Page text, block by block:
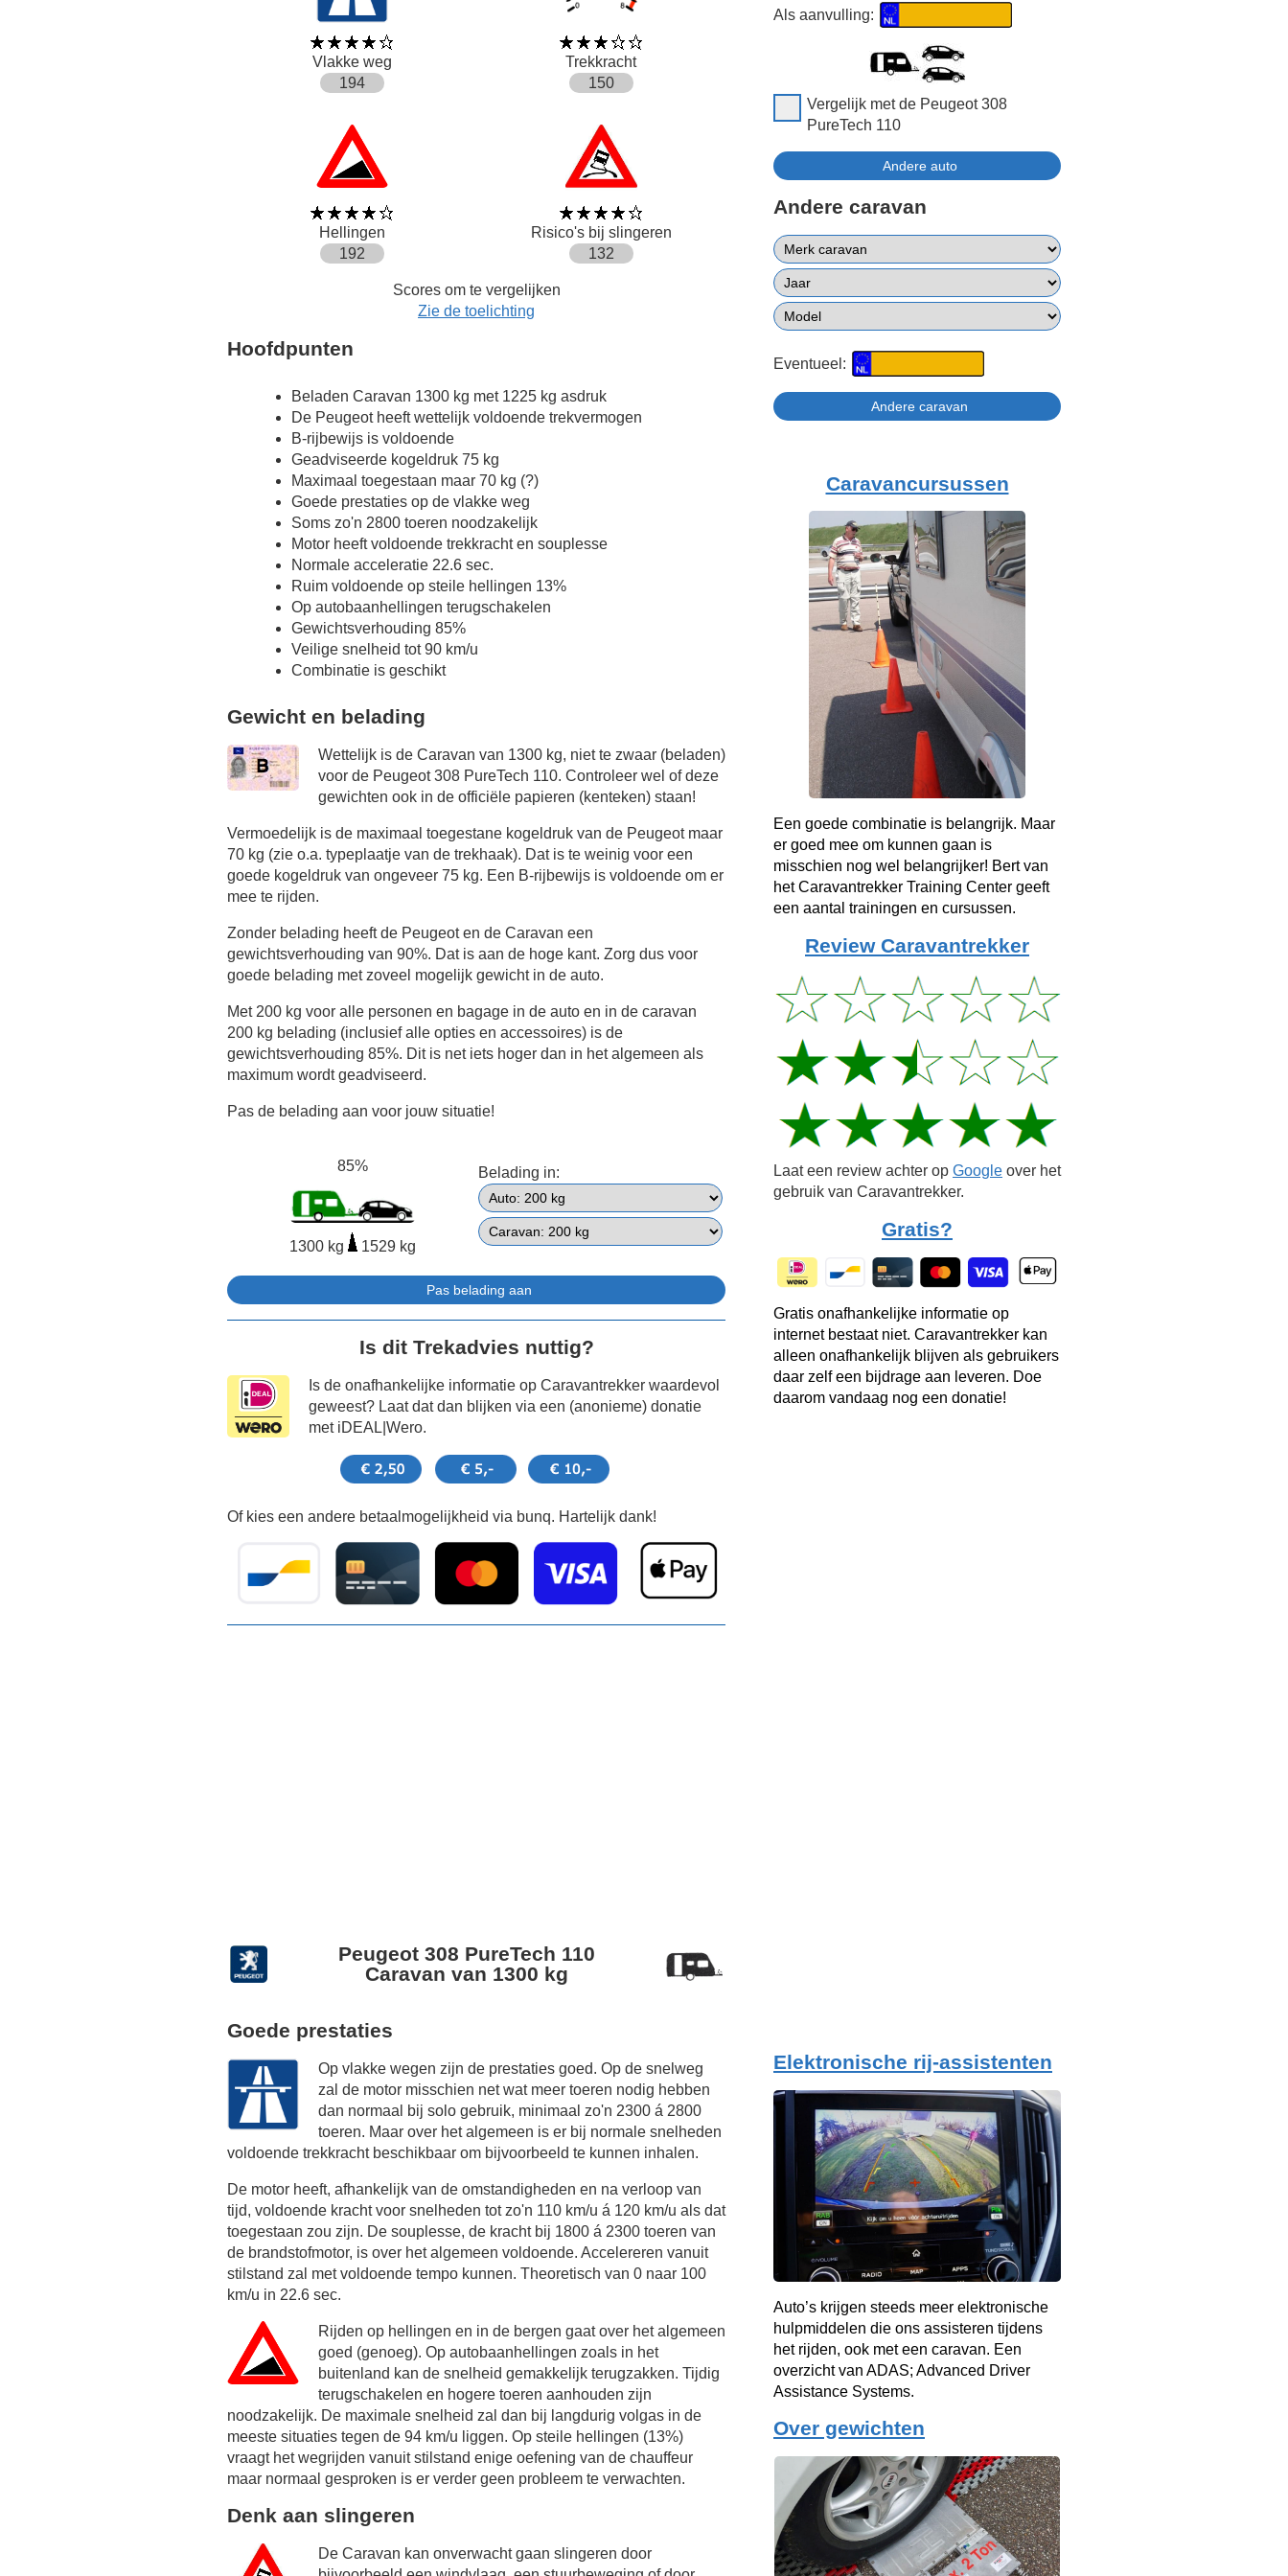
Vlakke weg
Trekkracht
194
150
Hellingen
Risico's bij slingeren
192
132
Scores om te vergelijken
Zie de toelichting
Hoofdpunten
Beladen Caravan 1300 kg met 1225 kg asdruk
De Peugeot heeft wettelijk voldoende trekvermogen
B-rijbewijs is voldoende
Geadviseerde kogeldruk 75 kg
Maximaal toegestaan maar 70 kg (?)
Goede prestaties op de vlakke weg
Soms zo'n 2800 toeren noodzakelijk
Motor heeft voldoende trekkracht en souplesse
Normale acceleratie 22.6 sec.
Ruim voldoende op steile hellingen 13%
Op autobaanhellingen terugschakelen
Gewichtsverhouding 85%
Veilige snelheid tot 90 km/u
Combinatie is geschikt
Gewicht en belading
Wettelijk is de Caravan van 1300 kg, niet te zwaar (beladen)
voor de Peugeot 308 PureTech 110. Controleer wel of deze
gewichten ook in de officiële papieren (kenteken) staan!
Vermoedelijk is de maximaal toegestane kogeldruk van de Peugeot maar
70 kg (zie o.a. typeplaatje van de trekhaak). Dat is te weinig voor een
goede kogeldruk van ongeveer 75 kg. Een B-rijbewijs is voldoende om er
mee te rijden.
Zonder belading heeft de Peugeot en de Caravan een
gewichtsverhouding van 90%. Dat is aan de hoge kant. Zorg dus voor
goede belading met zoveel mogelijk gewicht in de auto.
Met 200 kg voor alle personen en bagage in de auto en in de caravan
200 kg belading (inclusief alle opties en accessoires) is de
gewichtsverhouding 85%. Dit is net iets hoger dan in het algemeen als
maximum wordt geadviseerd.
Pas de belading aan voor jouw situatie!
85%
1300 kg 1529 kg
Belading in:
Is dit Trekadvies nuttig?
Is de onafhankelijke informatie op Caravantrekker waardevol
geweest? Laat dat dan blijken via een (anonieme) donatie
met iDEAL|Wero.
Of kies een andere betaalmogelijkheid via bunq. Hartelijk dank!
Peugeot 308 PureTech 110
Caravan van 1300 kg
Goede prestaties
Op vlakke wegen zijn de prestaties goed. Op de snelweg
zal de motor misschien net wat meer toeren nodig hebben
dan normaal bij solo gebruik, minimaal zo'n 2300 á 2800
toeren. Maar over het algemeen is er bij normale snelheden
voldoende trekkracht beschikbaar om bijvoorbeeld te kunnen inhalen.
De motor heeft, afhankelijk van de omstandigheden en na verloop van
tijd, voldoende kracht voor snelheden tot zo'n 110 km/u á 120 km/u als dat
toegestaan zou zijn. De souplesse, de kracht bij 1800 á 2300 toeren van
de brandstofmotor, is over het algemeen voldoende. Accelereren vanuit
stilstand zal met voldoende tempo kunnen. Theoretisch van 0 naar 100
km/u in 22.6 sec.
Rijden op hellingen en in de bergen gaat over het algemeen
goed (genoeg). Op autobaanhellingen zoals in het
buitenland kan de snelheid gemakkelijk terugzakken. Tijdig
terugschakelen en hogere toeren aanhouden zijn
noodzakelijk. De maximale snelheid zal dan bij langdurig volgas in de
meeste situaties tegen de 94 km/u liggen. Op steile hellingen (13%)
vraagt het wegrijden vanuit stilstand enige oefening van de chauffeur
maar normaal gesproken is er verder geen probleem te verwachten.
Denk aan slingeren
De Caravan kan onverwacht gaan slingeren door
Als aanvulling:
Vergelijk met de Peugeot 308
PureTech 110
Andere caravan
Eventueel:
Caravancursussen
Een goede combinatie is belangrijk. Maar
er goed mee om kunnen gaan is
misschien nog wel belangrijker! Bert van
het Caravantrekker Training Center geeft
een aantal trainingen en cursussen.
Review Caravantrekker
Laat een review achter op Google over het
gebruik van Caravantrekker.
Gratis?
Gratis onafhankelijke informatie op
internet bestaat niet. Caravantrekker kan
alleen onafhankelijk blijven als gebruikers
daar zelf een bijdrage aan leveren. Doe
daarom vandaag nog een donatie!
Elektronische rij-assistenten
Auto’s krijgen steeds meer elektronische
hulpmiddelen die ons assisteren tijdens
het rijden, ook met een caravan. Een
overzicht van ADAS; Advanced Driver
Assistance Systems.
Over gewichten